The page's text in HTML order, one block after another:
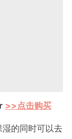
>>点击购买
的同时可以去